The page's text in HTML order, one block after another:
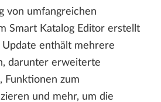
von umfangreichen
Smart Katalog Editor erstellt
enthält mehrere
darunter erweiterte
Funktionen zum
und mehr, um die